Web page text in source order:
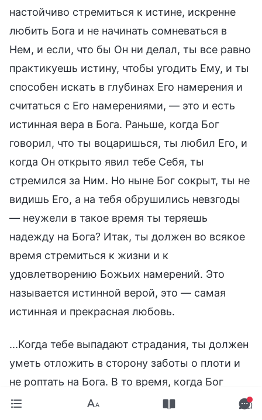
настойчиво стремиться к истине, искренне
любить Бога и не начинать сомневаться в
Нем, и если, что бы Он ни делал, ты все равно
практикуешь истину, чтобы угодить Ему, и ты
способен искать в глубинах Его намерения и
считаться с Его намерениями, — это и есть
истинная вера в Бога. Раньше, когда Бог
говорил, что ты воцаришься, ты любил Его, и
когда Он открыто явил тебе Себя, ты
стремился за Ним. Но ныне Бог сокрыт, ты не
видишь Его, а на тебя обрушились невзгоды
— неужели в такое время ты теряешь
надежду на Бога? Итак, ты должен во всякое
время стремиться к жизни и к
удовлетворению Божьих намерений. Это
называется истинной верой, это — самая
истинная и прекрасная любовь.
...Когда тебе выпадают страдания, ты должен
уметь отложить в сторону заботы о плоти и
не роптать на Бога. В то время, когда Бог
сокрылся от тебя, ты должен иметь веру,